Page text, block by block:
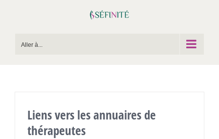
Aller à...
Liens vers les annuaires de
thérapeutes